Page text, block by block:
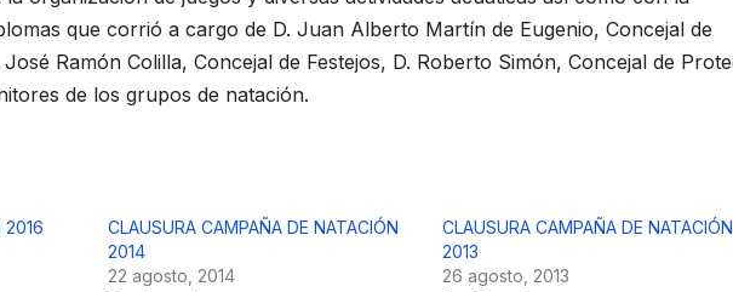
que corrió a cargo de D. Juan Alberto Martín de Eugenio, Concejal de
Ramón Colilla, Concejal de Festejos, D. Roberto Simón, Concejal de
de los grupos de natación.
CLAUSURA CAMPAÑA DE NATACIÓN
2014
22 agosto, 2014
CLAUSURA CAMPAÑA DE NATACIÓN
2013
26 agosto, 2013